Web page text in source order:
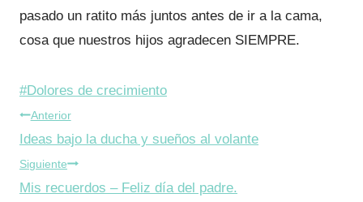
pasado un ratito más juntos antes de ir a la cama,
cosa que nuestros hijos agradecen SIEMPRE.
Etiquetas
de
la
entrada:
#Dolores de crecimiento
Navegación
de
entradas
Anterior
Ideas bajo la ducha y sueños al volante
Siguiente
Mis recuerdos – Feliz día del padre.